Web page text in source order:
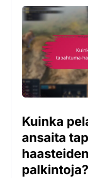
Kuinka
ansaita
palkintoja?